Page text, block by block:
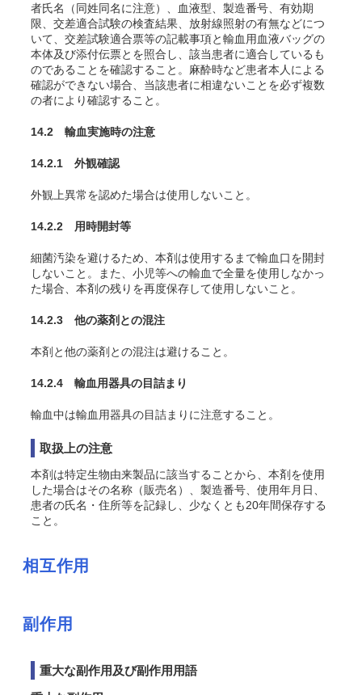
者氏名（同姓同名に注意）、血液型、製造番号、有効期
限、交差適合試験の検査結果、放射線照射の有無などにつ
いて、交差試験適合票等の記載事項と輸血用血液バッグの
本体及び添付伝票とを照合し、該当患者に適合しているも
のであることを確認すること。麻酔時など患者本人による
確認ができない場合、当該患者に相違ないことを必ず複数
の者により確認すること。
14.2 輸血実施時の注意
14.2.1 外観確認
外観上異常を認めた場合は使用しないこと。
14.2.2 用時開封等
細菌汚染を避けるため、本剤は使用するまで輸血口を開封
しないこと。また、小児等への輸血で全量を使用しなかっ
た場合、本剤の残りを再度保存して使用しないこと。
14.2.3 他の薬剤との混注
本剤と他の薬剤との混注は避けること。
14.2.4 輸血用器具の目詰まり
輸血中は輸血用器具の目詰まりに注意すること。
取扱上の注意
本剤は特定生物由来製品に該当することから、本剤を使用
した場合はその名称（販売名）、製造番号、使用年月日、
患者の氏名・住所等を記録し、少なくとも20年間保存する
こと。
相互作用
副作用
重大な副作用及び副作用用語